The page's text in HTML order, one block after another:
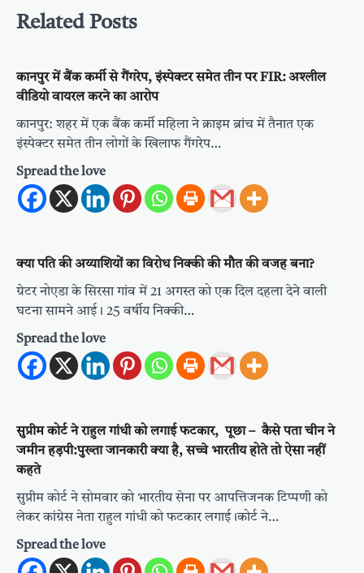
Related Posts
कानपुर में बैंक कर्मी से गैंगरेप, इंस्पेक्टर समेत तीन पर FIR: अश्लील
वीडियो वायरल करने का आरोप
कानपुर: शहर में एक बैंक कर्मी महिला ने क्राइम ब्रांच में तैनात एक
इंस्पेक्टर समेत तीन लोगों के खिलाफ गैंगरेप…
Spread the love
क्या पति की अय्याशियों का विरोध निक्की की मौत की वजह बना?
ग्रेटर नोएडा के सिरसा गांव में 21 अगस्त को एक दिल दहला देने वाली
घटना सामने आई। 25 वर्षीय निक्की…
Spread the love
सुप्रीम कोर्ट ने राहुल गांधी को लगाई फटकार, पूछा – कैसे पता चीन ने
जमीन हड़पी:पुख्ता जानकारी क्या है, सच्चे भारतीय होते तो ऐसा नहीं
कहते
सुप्रीम कोर्ट ने सोमवार को भारतीय सेना पर आपत्तिजनक टिप्पणी को
लेकर कांग्रेस नेता राहुल गांधी को फटकार लगाई।कोर्ट ने…
Spread the love